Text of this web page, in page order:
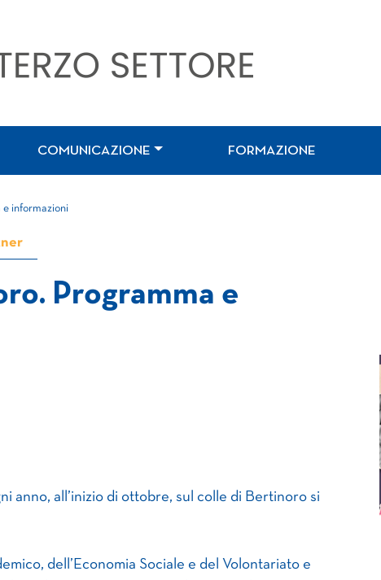
COMUNICAZIONE FORMAZIONE
informazioni
Programma e
anno, all’inizio di ottobre, sul colle di Bertinoro si
dell’Economia Sociale e del Volontariato e